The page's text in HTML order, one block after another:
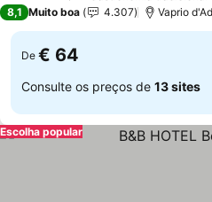
8,1 Muito boa 4.307 Vaprio
De € 64
Consulte os preços de 13 sites
Escolha popular